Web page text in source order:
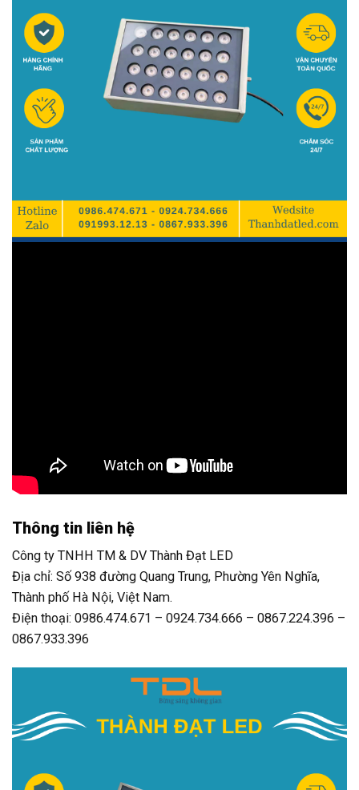
Thông tin liên hệ
Công ty TNHH TM & DV Thành Đạt LED
Địa chỉ: Số 938 đường Quang Trung, Phường Yên Nghĩa,
Thành phố Hà Nội, Việt Nam.
Điện thoại: 0986.474.671 – 0924.734.666 – 0867.224.396 –
0867.933.396